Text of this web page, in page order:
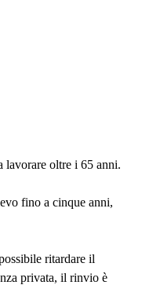
lavorare oltre i 65 anni.
fino a cinque anni,
ritardare il
privata, il rinvio è